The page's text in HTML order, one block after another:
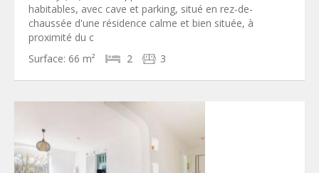
habitables, avec cave et parking, situé en rez-de-
chaussée d'une résidence calme et bien située, à
proximité du c
Surface: 66 m² 2 3